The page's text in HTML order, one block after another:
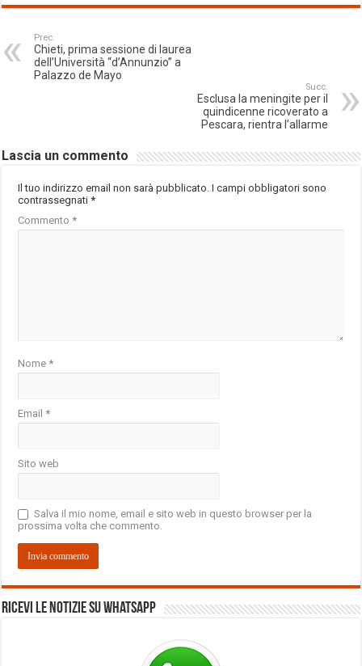
Prec.
Chieti, prima sessione di laurea
dell’Università “d’Annunzio” a
Palazzo de Mayo
Succ.
Esclusa la meningite per il
quindicenne ricoverato a
Pescara, rientra l’allarme
Lascia un commento
Il tuo indirizzo email non sarà pubblicato. I campi obbligatori sono
contrassegnati*
Commento*
Nome*
Email*
Sito web
Salva il mio nome, email e sito web in questo browser per la
prossima volta che commento.
Ricevi le notizie su Whatsapp